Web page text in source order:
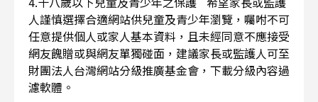
人謹慎選擇合適網站供兒童及青少年瀏覽，囑咐不可
任意提供個人或家人基本資料，且未經同意不應接受
網友餽贈或與網友單獨碰面，建議家長或監護人可至
財團法人台灣網站分級推廣基金會，下載分級內容過
濾軟體。